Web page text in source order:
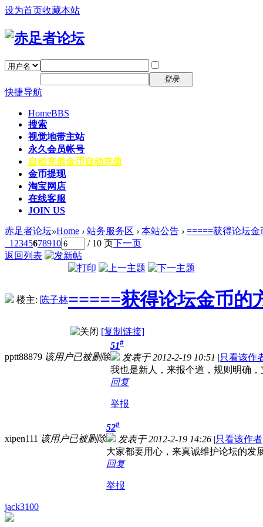
设为首页收藏本站
登录
快捷导航
HomeBBS
搜索
视觉地带主站
永久会员帐号
自动充值金币自动充值
金币提现
淘宝网店
在线客服
JOIN US
赤足者论坛»Home › 站务服务区 › 本站公告 › =====获得论坛
1 2345678910 / 10 页下一页
返回列表
楼主: 陈子林=====获得论坛金币的
[复制链接]
pptt88879 该用户已被删除
51#
发表于 2012-2-19 10:51 |只看该作
我也是新人，来报个道，规则明确，
回复
举报
xipen111 该用户已被删除
52#
发表于 2012-2-19 14:26 |只看该作者
大家都要用心，来真诚维护论坛的发展
回复
举报
jack3100